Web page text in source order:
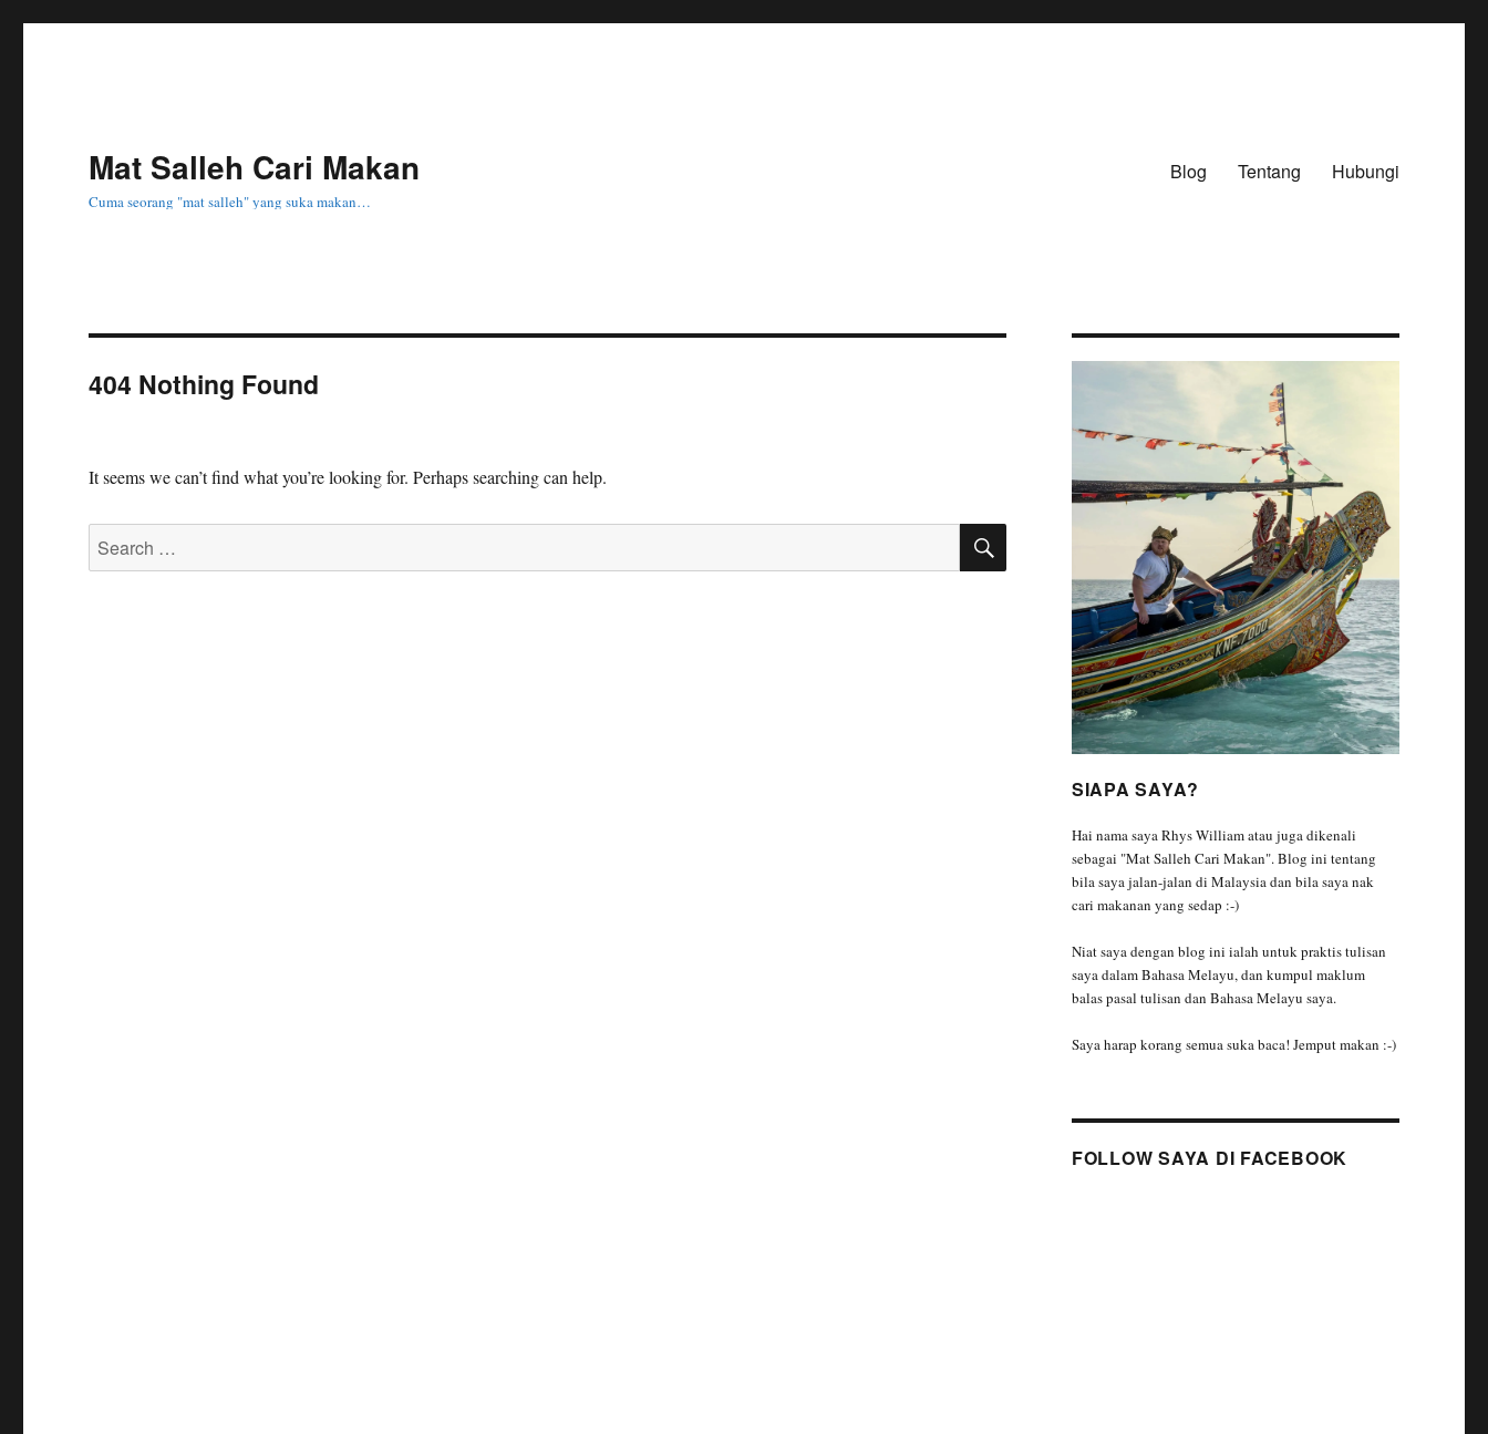
Mat Salleh Cari Makan
Cuma seorang "mat salleh" yang suka makan…
Blog Tentang Hubungi
404 Nothing Found
It seems we can’t find what you’re looking for. Perhaps searching can help.
Search
for:
SEARCH
SIAPA SAYA?
Hai nama saya Rhys William atau juga dikenali
sebagai "Mat Salleh Cari Makan". Blog ini tentang
bila saya jalan-jalan di Malaysia dan bila saya nak
cari makanan yang sedap :-)
Niat saya dengan blog ini ialah untuk praktis tulisan
saya dalam Bahasa Melayu, dan kumpul maklum
balas pasal tulisan dan Bahasa Melayu saya.
Saya harap korang semua suka baca! Jemput makan :-)
FOLLOW SAYA DI FACEBOOK